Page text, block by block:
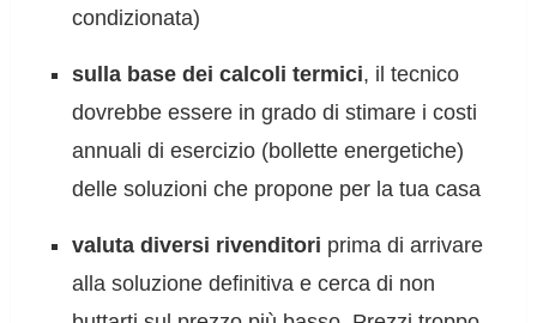
condizionata)
sulla base dei calcoli termici, il tecnico
dovrebbe essere in grado di stimare i costi
annuali di esercizio (bollette energetiche)
delle soluzioni che propone per la tua casa
valuta diversi rivenditori prima di arrivare
alla soluzione definitiva e cerca di non